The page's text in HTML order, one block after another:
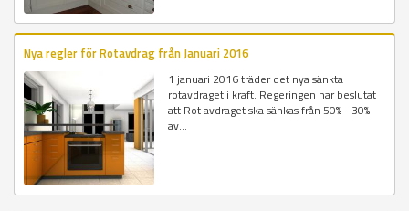
Nya regler för Rotavdrag från Januari 2016
1 januari 2016 träder det nya sänkta
rotavdraget i kraft. Regeringen har beslutat
att Rot avdraget ska sänkas från 50% - 30%
av...